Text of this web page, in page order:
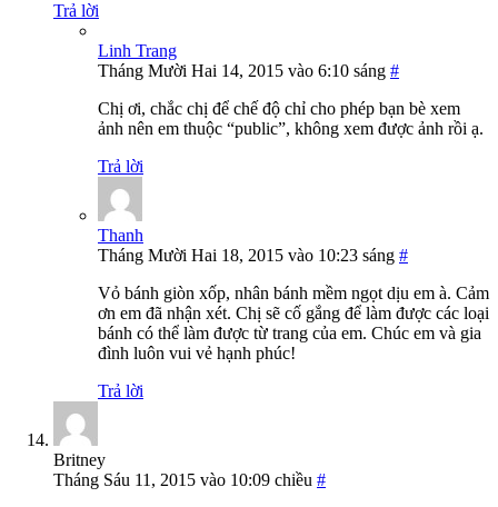
Trả lời
Linh Trang
Tháng Mười Hai 14, 2015 vào 6:10 sáng #
Chị ơi, chắc chị để chế độ chỉ cho phép bạn bè xem
ảnh nên em thuộc “public”, không xem được ảnh rồi ạ.
Trả lời
Thanh
Tháng Mười Hai 18, 2015 vào 10:23 sáng #
Vỏ bánh giòn xốp, nhân bánh mềm ngọt dịu em à. Cảm
ơn em đã nhận xét. Chị sẽ cố gắng để làm được các loại
bánh có thể làm được từ trang của em. Chúc em và gia
đình luôn vui vẻ hạnh phúc!
Trả lời
Britney
Tháng Sáu 11, 2015 vào 10:09 chiều #